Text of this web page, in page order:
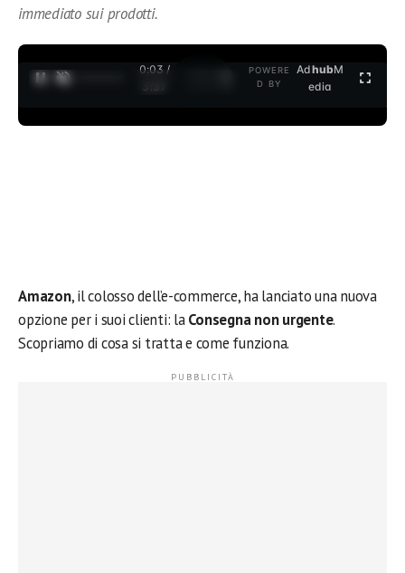
immediato sui prodotti.
0:03 /
3:37
POWERE
D BY
AdhubM
edia
Amazon, il colosso dell’e-commerce, ha lanciato una nuova
opzione per i suoi clienti: laConsegna non urgente.
Scopriamo di cosa si tratta e come funziona.